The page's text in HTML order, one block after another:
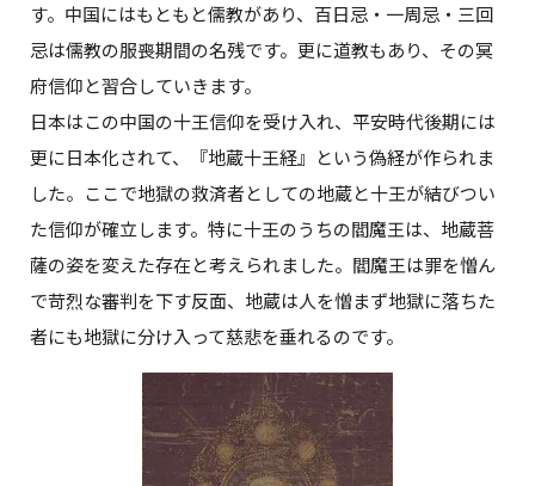
す。中国にはもともと儒教があり、百日忌・一周忌・三回
忌は儒教の服喪期間の名残です。更に道教もあり、その冥
府信仰と習合していきます。
日本はこの中国の十王信仰を受け入れ、平安時代後期には
更に日本化されて、『地蔵十王経』という偽経が作られま
した。ここで地獄の救済者としての地蔵と十王が結びつい
た信仰が確立します。特に十王のうちの閻魔王は、地蔵菩
薩の姿を変えた存在と考えられました。閻魔王は罪を憎ん
で苛烈な審判を下す反面、地蔵は人を憎まず地獄に落ちた
者にも地獄に分け入って慈悲を垂れるのです。